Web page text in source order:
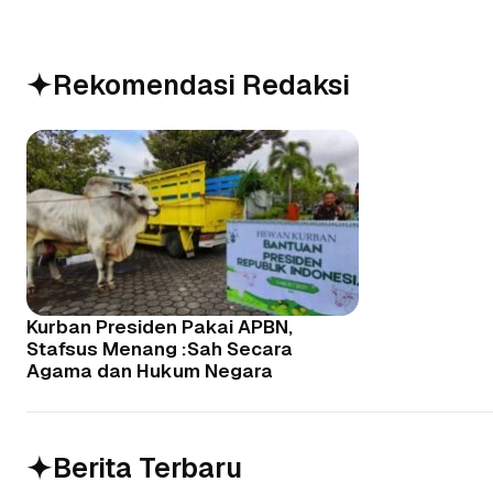
Rekomendasi Redaksi
Kurban Presiden Pakai APBN,
Stafsus Menang :Sah Secara
Agama dan Hukum Negara
Berita Terbaru